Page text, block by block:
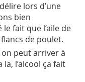
lors d’une
bien
fait que l’aile de
de poulet.
peut arriver à
l’alcool ça fait